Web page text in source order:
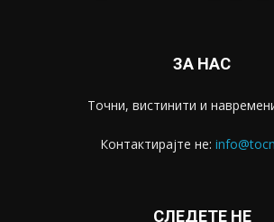
ЗА НАС
Точни, вистинити и
Контактирајте не:
СЛЕДЕТЕ НЕ